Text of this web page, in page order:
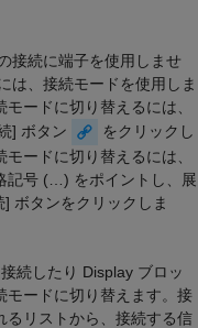
接続に端子を使用しませ
は、接続モードを使用しま
ードに切り替えるには、
] ボタン
をクリックし
ードに切り替えるには、
記号 (…) をポイントし、展
ボタンをクリックしま
続したり Display ブロッ
モードに切り替えます。接
るリストから、接続する信